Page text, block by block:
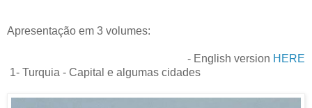
Apresentação em 3 volumes:
- English version HERE
1- Turquia - Capital e algumas cidades